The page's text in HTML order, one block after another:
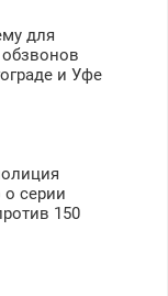
для
и Уфе
серии
150